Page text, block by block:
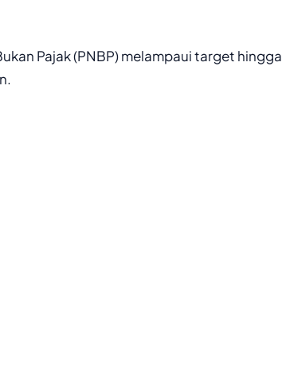
Pajak (PNBP) melampaui target hingga